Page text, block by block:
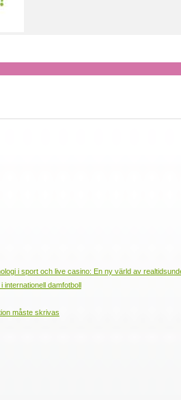
i sport och live casino: En ny värld av
damfotboll
måste skrivas